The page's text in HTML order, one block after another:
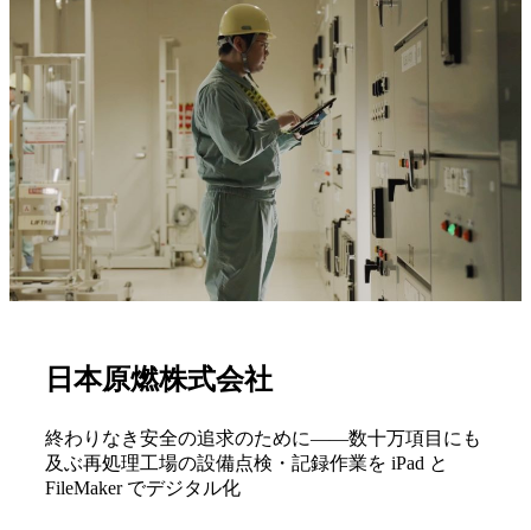
日本原燃株式会社
終わりなき安全の追求のために――数十万項目にも
及ぶ再処理工場の設備点検・記録作業を iPad と
FileMaker でデジタル化